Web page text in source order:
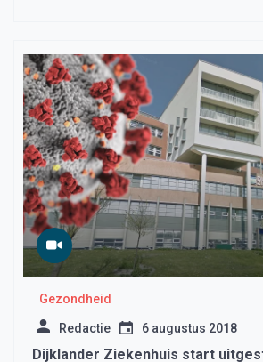
Gezondheid
Redactie 6 augustus 2018
Dijklander Ziekenhuis start